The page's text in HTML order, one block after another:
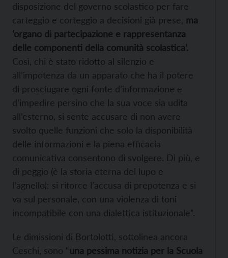
disposizione del governo scolastico per fare
carteggio e corteggio a decisioni già prese, ma
‘organo di partecipazione e rappresentanza
delle componenti della comunità scolastica’.
Così, chi è stato ridotto al silenzio e
all’impotenza da un apparato che ha il potere
di prosciugare ogni fonte d’informazione e
d’impedire persino che la sua voce sia udita
all’esterno, si sente accusare di non avere
svolto quelle funzioni che solo la disponibilità
delle informazioni e la piena efficacia
comunicativa consentono di svolgere. Di più, e
di peggio (è la storia eterna del lupo e
l’agnello): si ritorce l’accusa di prepotenza e si
va sul personale, con una violenza di toni
incompatibile con una dialettica istituzionale”.
Le dimissioni di Bortolotti, sottolinea ancora
Ceschi, sono “una pessima notizia per la Scuola